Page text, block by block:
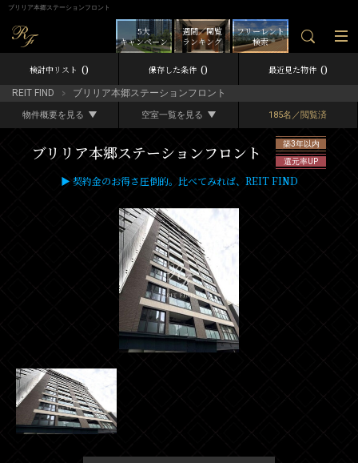
ブリリア本郷ステーションフロント
フリーレント
検索
週間／閲覧
ランキング
5大
キャンペーン
検討中リスト 0 保存した条件 0 最近見た物件 0
REIT FIND ブリリア本郷ステーションフロント
物件概要を見る 空室一覧を見る 185名／閲覧済
ブリリア本郷ステーションフロント
築3年以内
還元率UP
▶ 契約金のお得さ圧倒的。比べてみれば、REIT FIND